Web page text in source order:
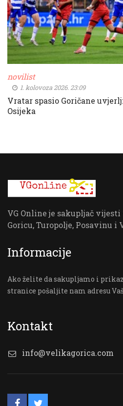
novilist
1. kolovoza 2026. 23:09
Vratar spasio Goričane
Osijeka
VG Online je sakupljač
Goricu, Turopolje, Posavinu i
Informacije
Ako želite da sakupljamo i
stranice pošaljite nam adresu
Kontakt
info@velikagorica.com